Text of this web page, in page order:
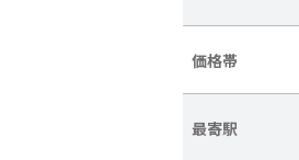
価格帯
最寄駅